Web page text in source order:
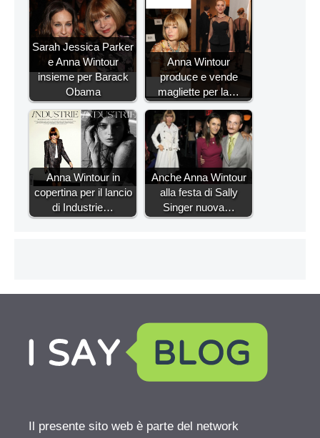
Sarah Jessica Parker
e Anna Wintour
insieme per Barack
Obama
Anna Wintour
produce e vende
magliette per la…
Anna Wintour in
copertina per il lancio
di Industrie…
Anche Anna Wintour
alla festa di Sally
Singer nuova…
Il presente sito web è parte del network